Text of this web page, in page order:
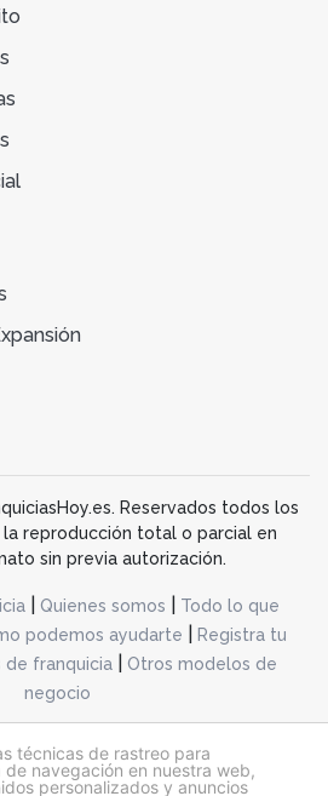
técnicas de rastreo para
navegación en nuestra web,
personalizados y anuncios
Reservados todos los
la reproducción total o parcial en
sin previa autorización.
Quienes somos
Todo lo que
podemos ayudarte
Registra tu
de franquicia|
Otros modelos de
negocio